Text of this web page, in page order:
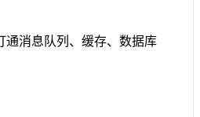
通消息队列、缓存、数据库